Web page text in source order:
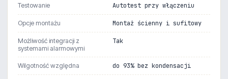
Testowanie Autotest przy włączeniu
Opcje montażu Montaż ścienny i sufitowy
Możliwość integracji z
systemami alarmowymi
Tak
Wilgotność względna do 93% bez kondensacji